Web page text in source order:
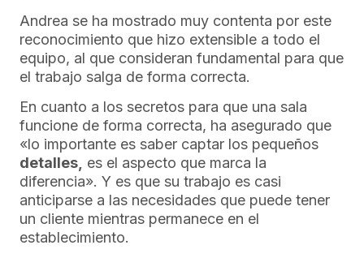
Andrea se ha mostrado muy contenta por este
reconocimiento que hizo extensible a todo el
equipo, al que consideran fundamental para que
el trabajo salga de forma correcta.
En cuanto a los secretos para que una sala
funcione de forma correcta, ha asegurado que
«lo importante es saber captar los pequeños
detalles, es el aspecto que marca la
diferencia». Y es que su trabajo es casi
anticiparse a las necesidades que puede tener
un cliente mientras permanece en el
establecimiento.